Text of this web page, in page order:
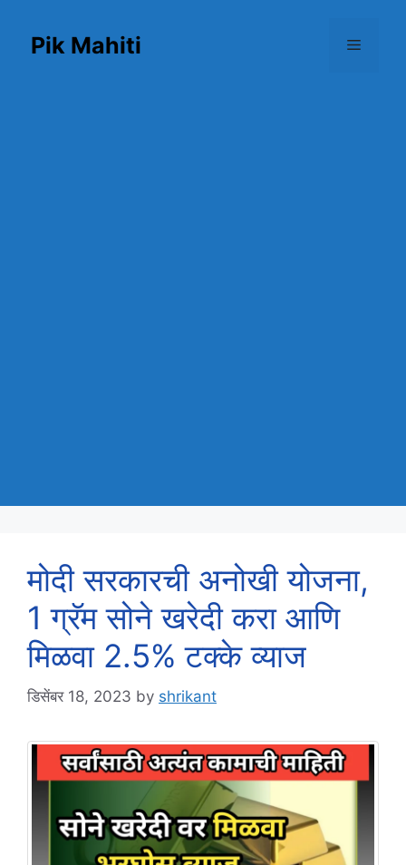
contentPik Mahiti Menu
मोदी सरकारची अनोखी योजना,
1 ग्रॅम सोने खरेदी करा आणि
मिळवा 2.5% टक्के व्याज
डिसेंबर 18, 2023 by shrikant